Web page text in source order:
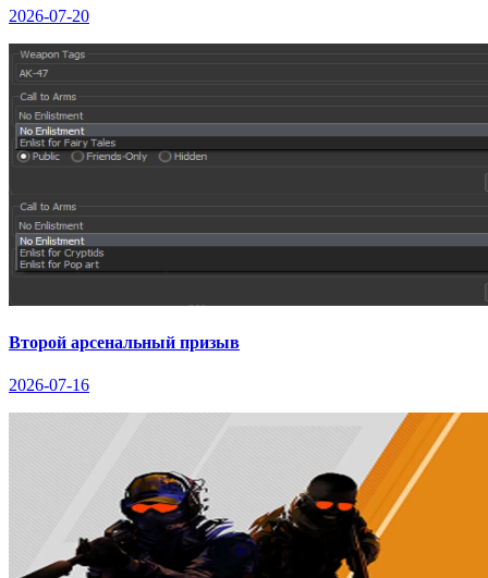
2026-07-20
Второй арсенальный призыв
2026-07-16